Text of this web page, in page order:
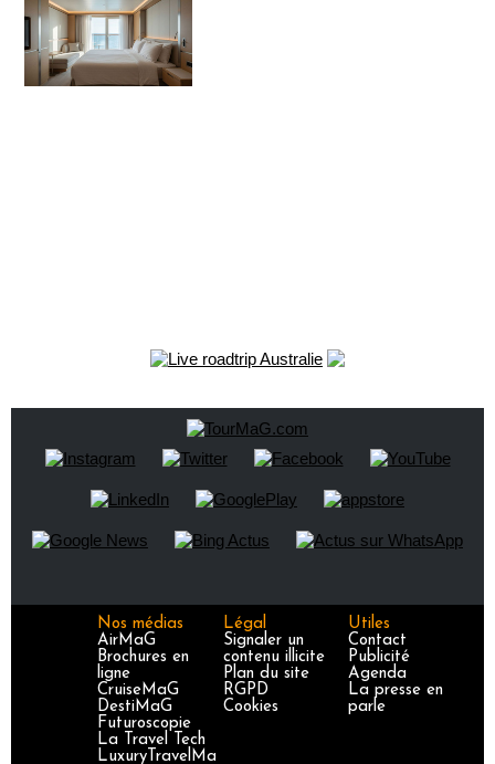
Nos médias
AirMaG
Brochures en
ligne
CruiseMaG
DestiMaG
Futuroscopie
La Travel Tech
LuxuryTravelMa
Légal
Signaler un
contenu illicite
Plan du site
RGPD
Cookies
Utiles
Contact
Publicité
Agenda
La presse en
parle